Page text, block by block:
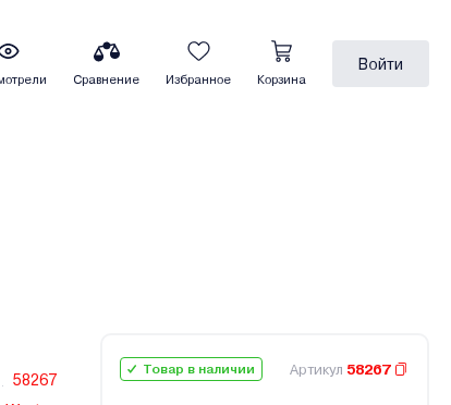
Сравнение Избранное Корзина
Войти
58267
Товар в наличии Артикул 58267